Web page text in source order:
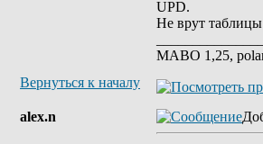
UPD.
Не врут
MABO 1,25,
Вернуться к началу
alex.n